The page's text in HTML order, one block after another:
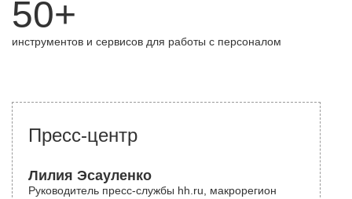
50+
инструментов и сервисов для работы с персоналом
Пресс-центр
Лилия Эсауленко
Руководитель пресс-службы hh.ru, макрорегион